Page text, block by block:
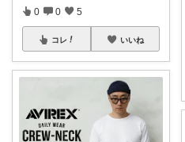
0 0 5
コレ いいね